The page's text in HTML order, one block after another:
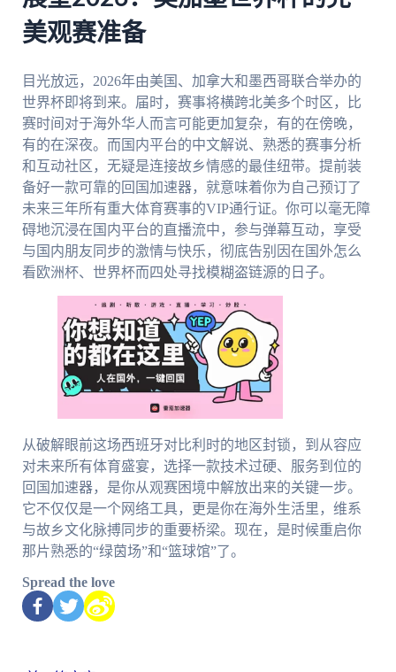
美观赛准备
目光放远，2026年由美国、加拿大和墨西哥联合举办的
世界杯即将到来。届时，赛事将横跨北美多个时区，比
赛时间对于海外华人而言可能更加复杂，有的在傍晚，
有的在深夜。而国内平台的中文解说、熟悉的赛事分析
和互动社区，无疑是连接故乡情感的最佳纽带。提前装
备好一款可靠的回国加速器，就意味着你为自己预订了
未来三年所有重大体育赛事的VIP通行证。你可以毫无障
碍地沉浸在国内平台的直播流中，参与弹幕互动，享受
与国内朋友同步的激情与快乐，彻底告别因在国外怎么
看欧洲杯、世界杯而四处寻找模糊盗链源的日子。
从破解眼前这场西班牙对比利时的地区封锁，到从容应
对未来所有体育盛宴，选择一款技术过硬、服务到位的
回国加速器，是你从观赛困境中解放出来的关键一步。
它不仅仅是一个网络工具，更是你在海外生活里，维系
与故乡文化脉搏同步的重要桥梁。现在，是时候重启你
那片熟悉的“绿茵场”和“篮球馆”了。
Spread the love